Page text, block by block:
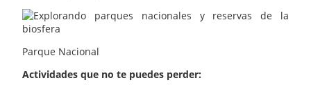
Parque Nacional
Actividades que no te puedes perder: